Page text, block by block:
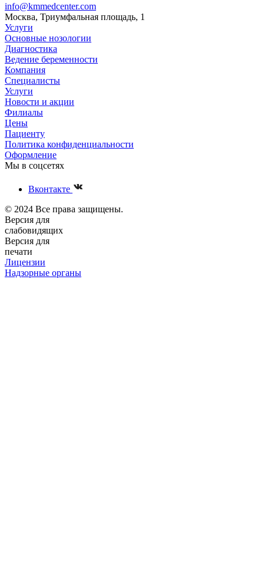
info@kmmedcenter.com
Москва, Триумфальная площадь, 1
Услуги
Основные нозологии
Диагностика
Ведение беременности
Компания
Специалисты
Услуги
Новости и акции
Филиалы
Цены
Пациенту
Политика конфиденциальности
Оформление
Мы в соцсетях
Вконтакте
© 2024 Все права защищены.
Версия для
слабовидящих
Версия для
печати
Лицензии
Надзорные органы